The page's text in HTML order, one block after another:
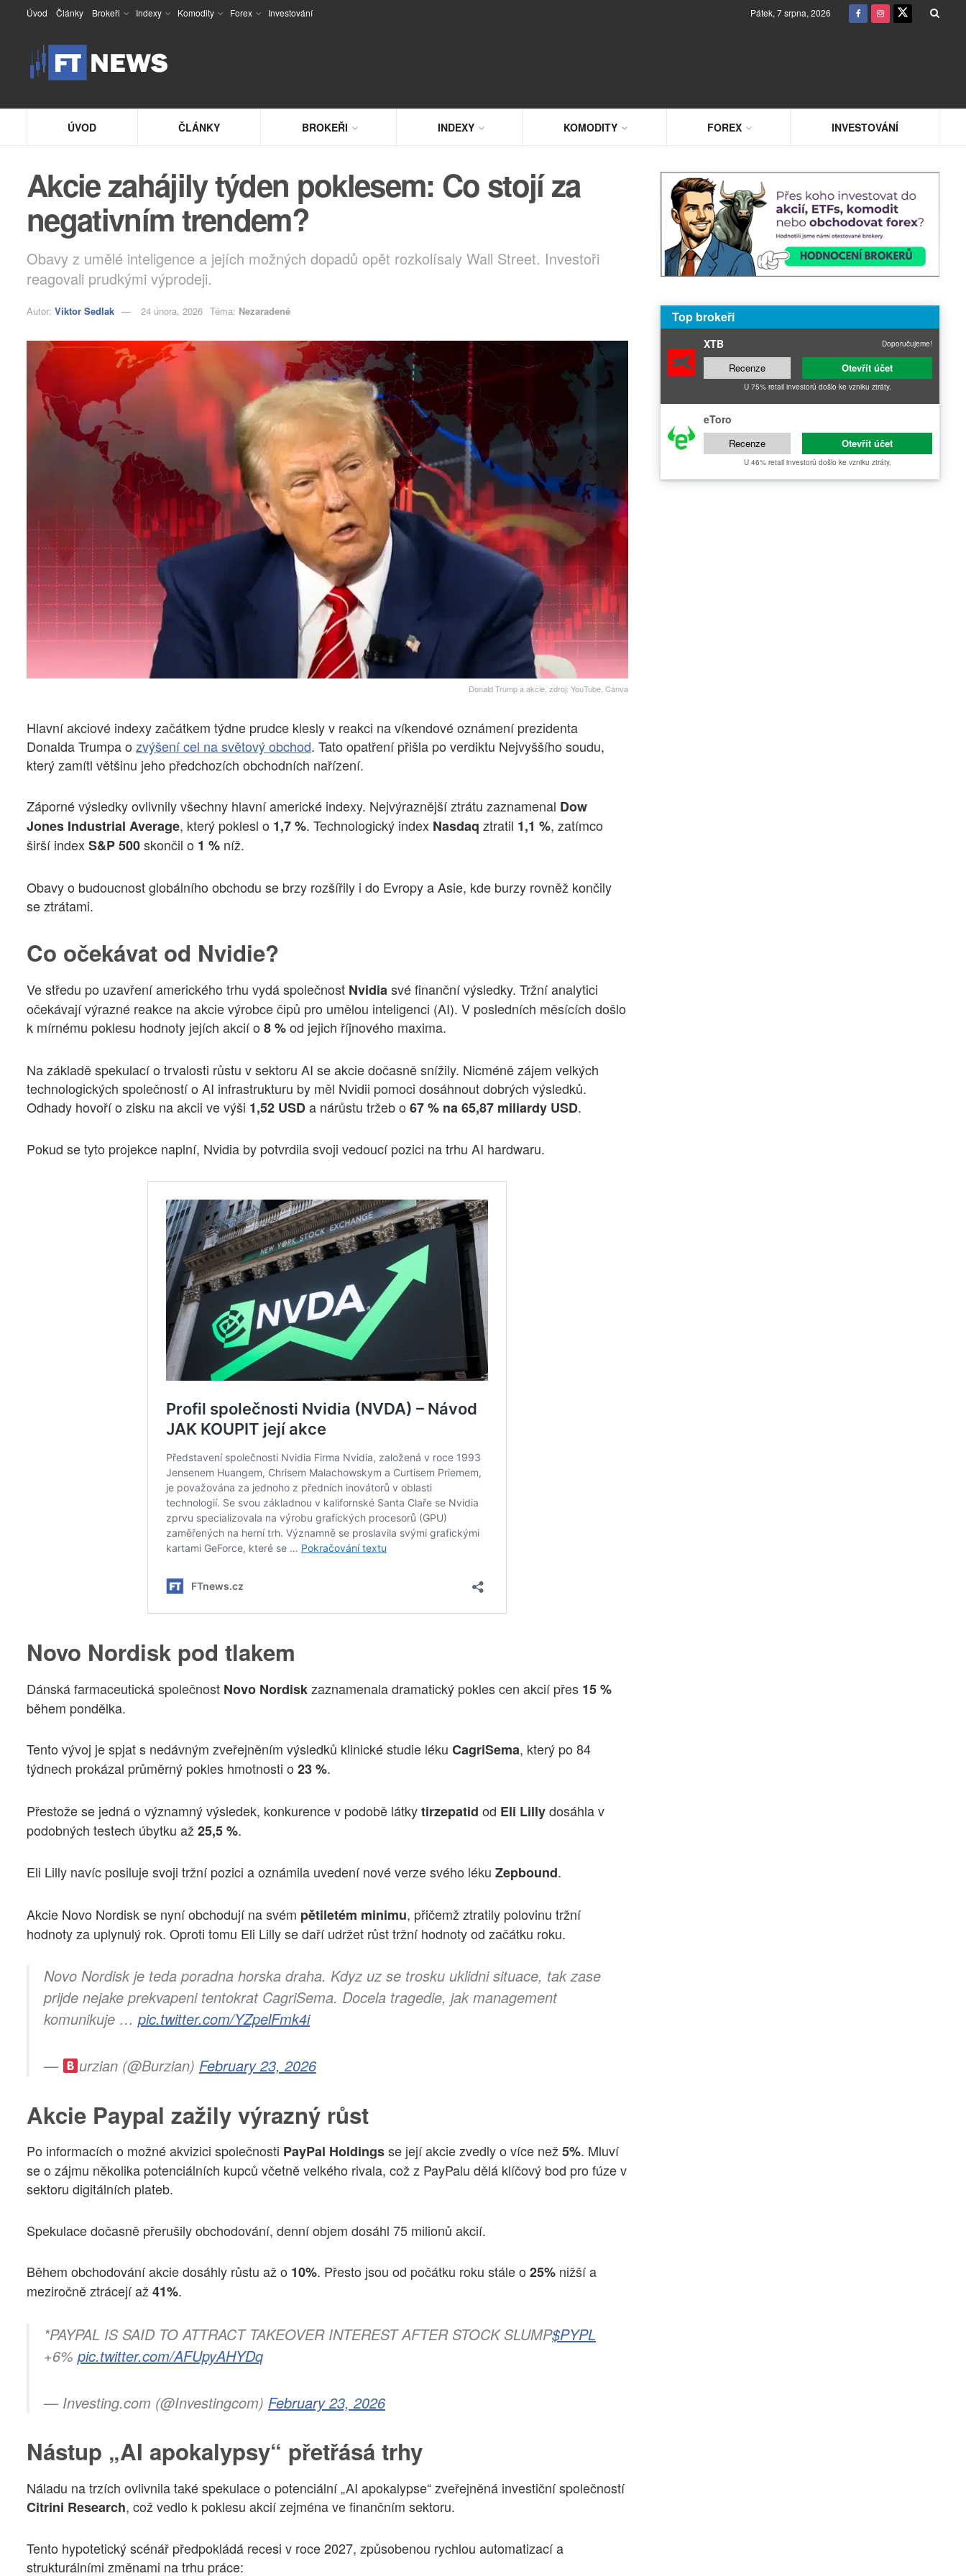
Úvod Články Brokeři Indexy Komodity Forex Investování Pátek, 7 srpna, 2026
ÚVOD ČLÁNKY BROKEŘI INDEXY KOMODITY FOREX INVESTOVÁNÍ
Akcie zahájily týden poklesem: Co stojí za
negativním trendem?
Obavy z umělé inteligence a jejích možných dopadů opět rozkolísaly Wall Street. Investoři
reagovali prudkými výprodeji.
Autor: Viktor Sedlak 24 února, 2026 Téma: Nezaradené
Donald Trump a akcie, zdroj: YouTube, Canva
Hlavní akciové indexy začátkem týdne prudce klesly v reakci na víkendové oznámení prezidenta
Donalda Trumpa o zvýšení cel na světový obchod. Tato opatření přišla po verdiktu Nejvyššího soudu,
který zamítl většinu jeho předchozích obchodních nařízení.
Záporné výsledky ovlivnily všechny hlavní americké indexy. Nejvýraznější ztrátu zaznamenal Dow
Jones Industrial Average, který poklesl o 1,7 %. Technologický index Nasdaq ztratil 1,1 %, zatímco
širší indexS&P 500skončil o 1 % níž.
Obavy o budoucnost globálního obchodu se brzy rozšířily i do Evropy a Asie, kde burzy rovněž končily
se ztrátami.
Co očekávat od Nvidie?
Ve středu po uzavření amerického trhu vydá společnost Nvidiasvé finanční výsledky. Tržní analytici
očekávají výrazné reakce na akcie výrobce čipů pro umělou inteligenci (AI). V posledních měsících došlo
k mírnému poklesu hodnoty jejích akcií o 8 %od jejich říjnového maxima.
Na základě spekulací o trvalosti růstu v sektoru AI se akcie dočasně snížily. Nicméně zájem velkých
technologických společností o AI infrastrukturu by měl Nvidii pomoci dosáhnout dobrých výsledků.
Odhady hovoří o zisku na akcii ve výši 1,52 USDa nárůstu tržeb o 67 % na 65,87 miliardy USD.
Pokud se tyto projekce naplní, Nvidia by potvrdila svoji vedoucí pozici na trhu AI hardwaru.
Novo Nordisk pod tlakem
Dánská farmaceutická společnost Novo Nordiskzaznamenala dramatický pokles cen akcií přes 15 %
během pondělka.
Tento vývoj je spjat s nedávným zveřejněním výsledků klinické studie léku CagriSema, který po 84
týdnech prokázal průměrný pokles hmotnosti o 23 %.
Přestože se jedná o významný výsledek, konkurence v podobě látkytirzepatid od Eli Lillydosáhla v
podobných testech úbytku až 25,5 %.
Eli Lilly navíc posiluje svoji tržní pozici a oznámila uvedení nové verze svého léku Zepbound.
Akcie Novo Nordisk se nyní obchodují na svém pětiletém minimu, přičemž ztratily polovinu tržní
hodnoty za uplynulý rok. Oproti tomu Eli Lilly se daří udržet růst tržní hodnoty od začátku roku.
Novo Nordisk je teda poradna horska draha. Kdyz uz se trosku uklidni situace, tak zase
prijde nejake prekvapeni tentokrat CagriSema. Docela tragedie, jak management
komunikuje … pic.twitter.com/YZpelFmk4i
— urzian (@Burzian) February 23, 2026
Akcie Paypal zažily výrazný růst
Po informacích o možné akvizici společnosti PayPal Holdingsse její akcie zvedly o více než5%. Mluví
se o zájmu několika potenciálních kupců včetně velkého rivala, což z PayPalu dělá klíčový bod pro fúze v
sektoru digitálních plateb.
Spekulace dočasně přerušily obchodování, denní objem dosáhl 75 milionů akcií.
Během obchodování akcie dosáhly růstu až o 10%. Přesto jsou od počátku roku stále o 25% nižší a
meziročně ztrácejí až41%.
*PAYPAL IS SAID TO ATTRACT TAKEOVER INTEREST AFTER STOCK SLUMP$PYPL
+6% pic.twitter.com/AFUpyAHYDq
— Investing.com (@Investingcom) February 23, 2026
Nástup „AI apokalypsy“ přetřásá trhy
Náladu na trzích ovlivnila také spekulace o potenciální „AI apokalypse“ zveřejněná investiční společností
Citrini Research, což vedlo k poklesu akcií zejména ve finančním sektoru.
Tento hypotetický scénář předpokládá recesi v roce 2027, způsobenou rychlou automatizací a
strukturálními změnami na trhu práce:
Top brokeři
XTB Doporučujeme!
Recenze Otevřít účet
U 75% retail investorů došlo ke vzniku ztráty.
eToro
Recenze Otevřít účet
U 46% retail investorů došlo ke vzniku ztráty.